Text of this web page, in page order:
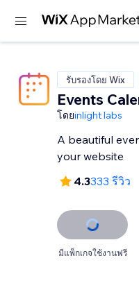
รับรองโดย Wix
Events
โดยinlight labs
A beautiful
your website
4.3333 รีวิว
มีแพ็กเกจใช้งานฟรี